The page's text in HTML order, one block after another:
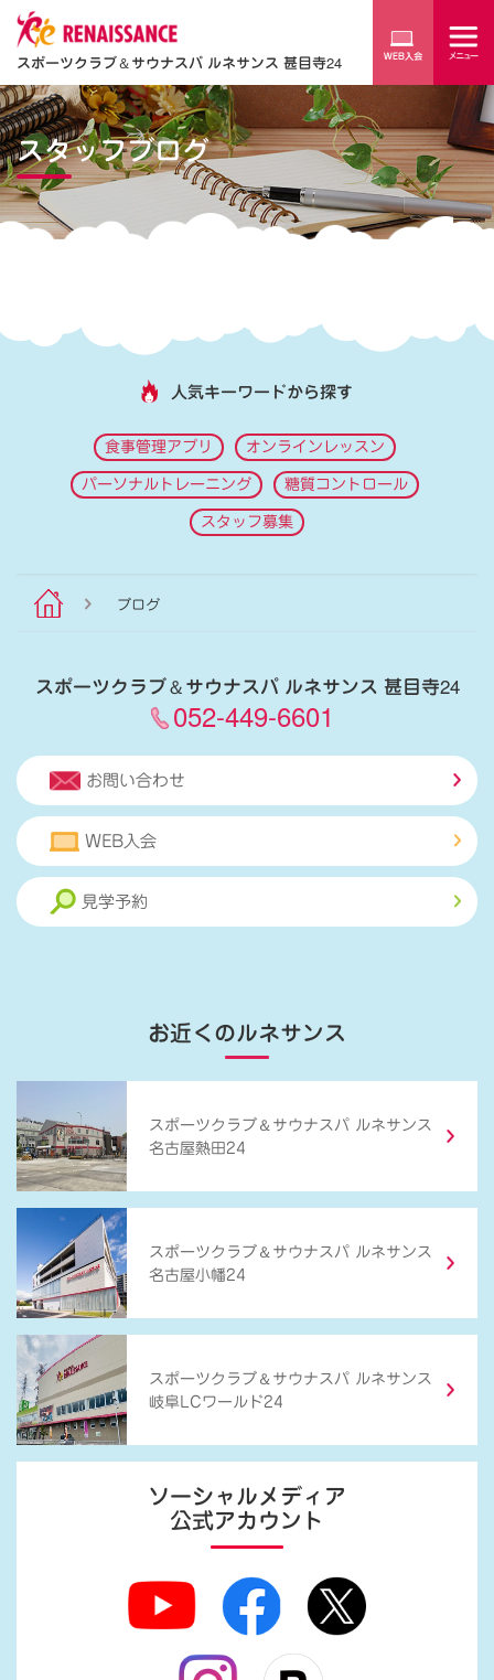
スポーツクラブ＆サウナスパ ルネサンス 甚目寺24
スタッフブログ
人気キーワードから探す
食事管理アプリ オンラインレッスン
パーソナルトレーニング 糖質コントロール
スタッフ募集
ブログ
スポーツクラブ＆サウナスパ ルネサンス 甚目寺24
052-449-6601
お問い合わせ
WEB入会
見学予約
お近くのルネサンス
スポーツクラブ ＆ サウナスパ ルネサンス
名古屋熱田24
スポーツクラブ ＆ サウナスパ ルネサンス
名古屋小幡24
スポーツクラブ ＆ サウナスパ ルネサンス
岐阜LCワールド24
ソーシャルメディア
公式アカウント